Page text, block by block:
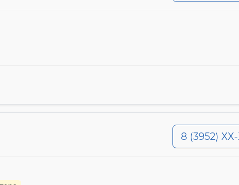
8 (3952)